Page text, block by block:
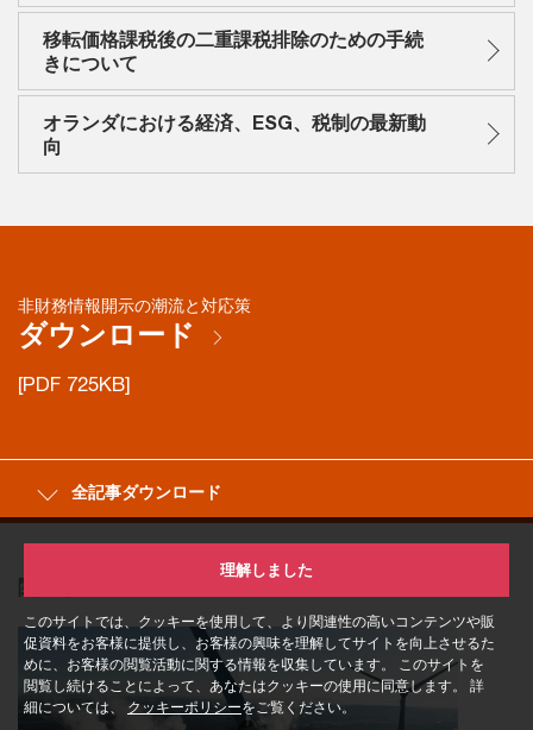
このサイトでは、クッキーを使用して、より関連性の高いコンテンツや販
促資料をお客様に提供し、お客様の興味を理解してサイトを向上させるた
めに、お客様の閲覧活動に関する情報を収集しています。 このサイトを
閲覧し続けることによって、あなたはクッキーの使用に同意します。 詳
細については、 クッキーポリシーをご覧ください。
理解しました
移転価格課税後の二重課税排除のための手続
きについて
オランダにおける経済、ESG、税制の最新動
向
非財務情報開示の潮流と対応策
ダウンロード
[PDF 725KB]
全記事ダウンロード
関連サービス